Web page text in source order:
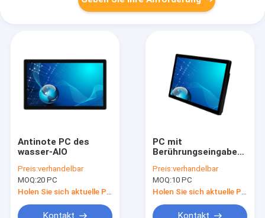
Antinote PC des
wasser-AIO
Preis:verhandelbar
MOQ:20 PC
PC mit
Berührungseingabe
2GB-32GB AIO,
Antivandale 23,8" alle
im One Touch-
Desktop
Preis:verhandelbar
MOQ:10 PC